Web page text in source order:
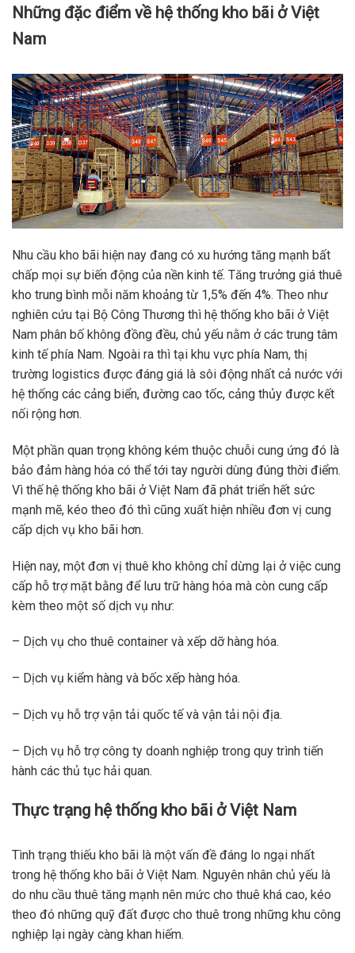
Những đặc điểm về hệ thống kho bãi ở Việt
Nam
Nhu cầu kho bãi hiện nay đang có xu hướng tăng mạnh bất
chấp mọi sự biến động của nền kinh tế. Tăng trưởng giá thuê
kho trung bình mỗi năm khoảng từ 1,5% đến 4%. Theo như
nghiên cứu tại Bộ Công Thương thì hệ thống kho bãi ở Việt
Nam phân bố không đồng đều, chủ yếu nằm ở các trung tâm
kinh tế phía Nam. Ngoài ra thì tại khu vực phía Nam, thị
trường logistics được đáng giá là sôi động nhất cả nước với
hệ thống các cảng biển, đường cao tốc, cảng thủy được kết
nối rộng hơn.
Một phần quan trọng không kém thuộc chuỗi cung ứng đó là
bảo đảm hàng hóa có thể tới tay người dùng đúng thời điểm.
Vì thế hệ thống kho bãi ở Việt Nam đã phát triển hết sức
mạnh mẽ, kéo theo đó thì cũng xuất hiện nhiều đơn vị cung
cấp dịch vụ kho bãi hơn.
Hiện nay, một đơn vị thuê kho không chỉ dừng lại ở việc cung
cấp hỗ trợ mặt bằng để lưu trữ hàng hóa mà còn cung cấp
kèm theo một số dịch vụ như:
– Dịch vụ cho thuê container và xếp dỡ hàng hóa.
– Dịch vụ kiểm hàng và bốc xếp hàng hóa.
– Dịch vụ hỗ trợ vận tải quốc tế và vận tải nội địa.
– Dịch vụ hỗ trợ công ty doanh nghiệp trong quy trình tiến
hành các thủ tục hải quan.
Thực trạng hệ thống kho bãi ở Việt Nam
Tình trạng thiếu kho bãi là một vấn đề đáng lo ngại nhất
trong hệ thống kho bãi ở Việt Nam. Nguyên nhân chủ yếu là
do nhu cầu thuê tăng mạnh nên mức cho thuê khá cao, kéo
theo đó những quỹ đất được cho thuê trong những khu công
nghiệp lại ngày càng khan hiếm.